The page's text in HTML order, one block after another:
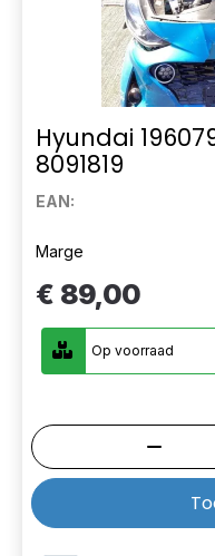
Hyundai
8091819
EAN:
Marge
€ 89,00
Op voorraad